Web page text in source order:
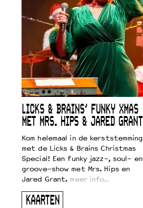
LICKS & BRAINS’ FUNKY XMAS
MET MRS. HIPS & JARED GRANT
Kom helemaal in de kerststemming
met de Licks & Brains Christmas
Special! Een funky jazz-, soul- en
groove-show met Mrs. Hips en
Jared Grant. meer info…
KAARTEN